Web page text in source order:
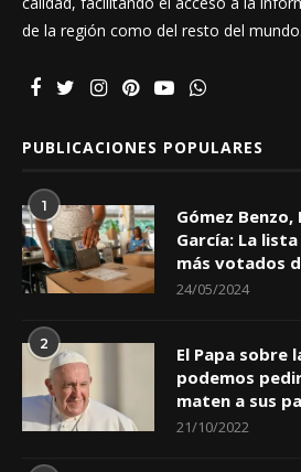
de la región como del resto del mundo.
PUBLICACIONES POPULARES
1
Gómez Benzo,
García: La
más votados
24/05/2024
2
El Papa sobre
podemos
maten a sus
21/10/2022